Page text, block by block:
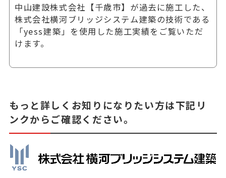
中山建設株式会社【千歳市】が過去に施工した、
株式会社横河ブリッジシステム建築の技術である
「yess建築」を使用した施工実績をご覧いただ
けます。
もっと詳しくお知りになりたい方は下記リ
ンクからご確認ください。